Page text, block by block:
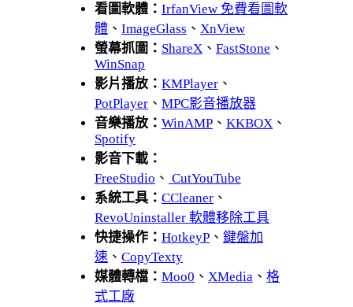
看圖軟體： IrfanView 免費看圖軟
體 、 ImageGlass 、 XnView
螢幕抓圖： ShareX 、 FastStone 、
WinSnap
影片播放： KMPlayer 、
PotPlayer 、 MPC影音播放器
音樂播放： WinAMP 、 KKBOX 、
Spotify
影音下載：
FreeStudio 、 CutYouTube
系統工具： CCleaner 、
RevoUninstaller 軟體移除工具
快捷操作： HotkeyP 、 鍵盤加
速 、 CopyTexty
媒體轉檔： Moo0 、 XMedia 、 格
式工廠